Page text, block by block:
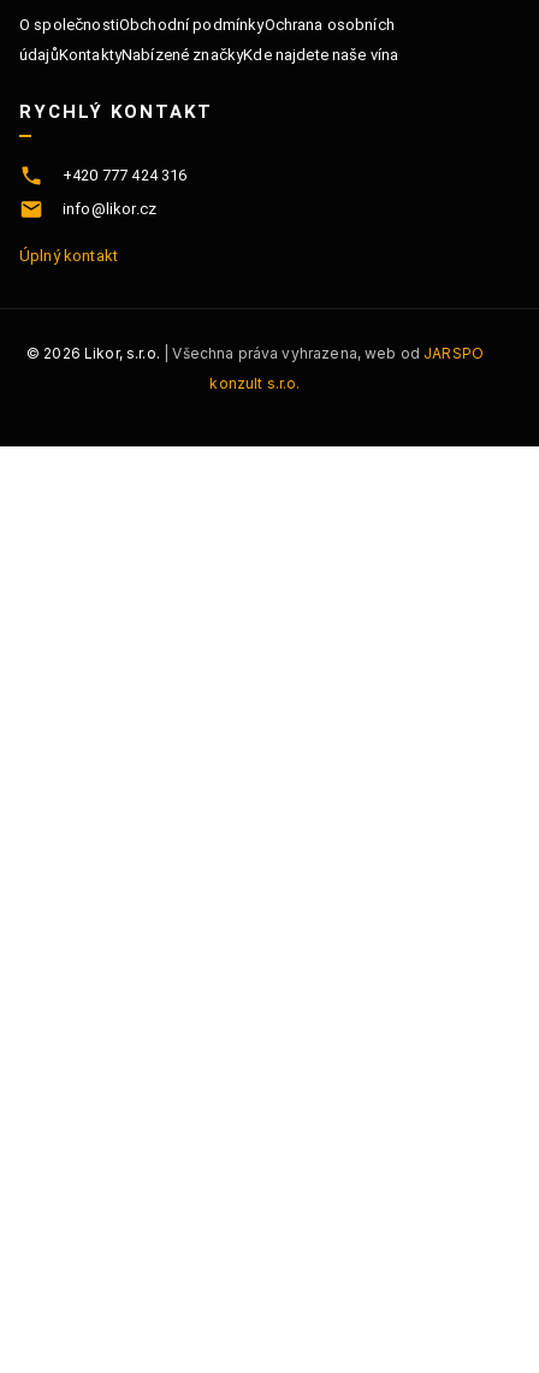
O společnostiObchodní podmínkyOchrana osobních
údajůKontaktyNabízené značkyKde najdete naše vína
RYCHLÝ KONTAKT
+420 777 424 316
info@likor.cz
Úplný kontakt
© 2026 Likor, s.r.o. | Všechna práva vyhrazena, web od JARSPO
konzult s.r.o.